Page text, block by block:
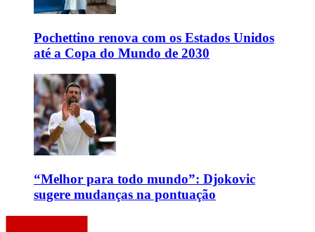
Pochettino renova com os Estados Unidos
até a Copa do Mundo de 2030
“Melhor para todo mundo”: Djokovic
sugere mudanças na pontuação